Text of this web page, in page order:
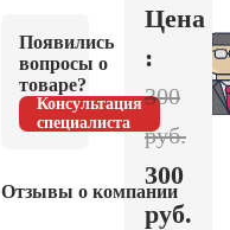
Появились
вопросы о
товаре?
Консультация
специалиста
Отзывы о компании
Цена
:
300
руб.
300
руб.